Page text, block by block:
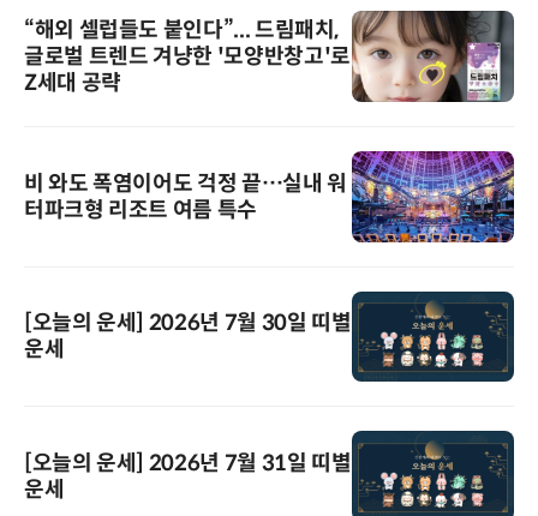
“해외 셀럽들도 붙인다”... 드림패치,
글로벌 트렌드 겨냥한 '모양반창고'로
Z세대 공략
비 와도 폭염이어도 걱정 끝…실내 워
터파크형 리조트 여름 특수
[오늘의 운세] 2026년 7월 30일 띠별
운세
[오늘의 운세] 2026년 7월 31일 띠별
운세